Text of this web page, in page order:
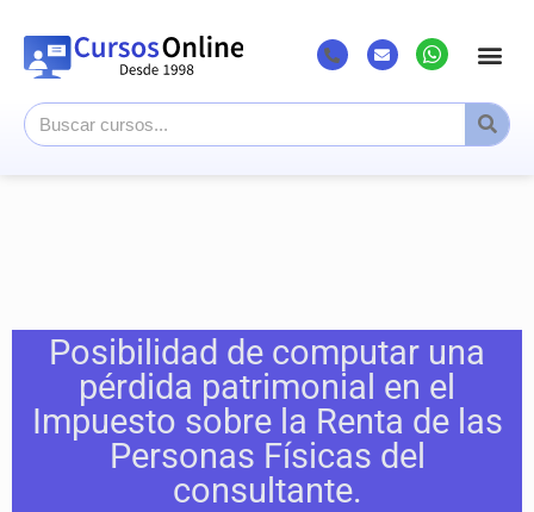
Posibilidad de computar una
pérdida patrimonial en el
Impuesto sobre la Renta de las
Personas Físicas del
consultante.